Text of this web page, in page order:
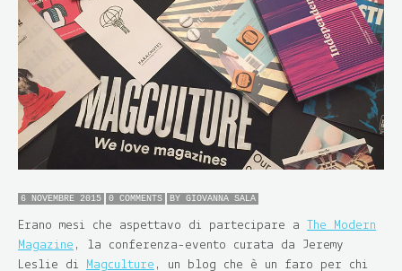
6 NOVEMBRE 2015 0 COMMENTS BY GIOVANNA SALA
Erano mesi che aspettavo di partecipare a The Modern
Magazine , la conferenza-evento curata da Jeremy
Leslie di
Magculture , un blog che è un faro per chi